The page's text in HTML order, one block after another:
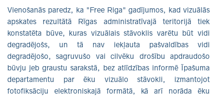
Vienošanās paredz, ka "Free Riga" gadījumos, kad vizuālās
apskates rezultātā Rīgas administratīvajā teritorijā tiek
konstatēta būve, kuras vizuālais stāvoklis varētu būt vidi
degradējošs, un tā nav iekļauta pašvaldības vidi
degradējošo, sagruvušo vai cilvēku drošību apdraudošo
būvju jeb graustu sarakstā, bez atlīdzības informē Īpašuma
departamentu par ēku vizuālo stāvokli, izmantojot
fotofiksāciju elektroniskajā formātā, kā arī norāda ēku